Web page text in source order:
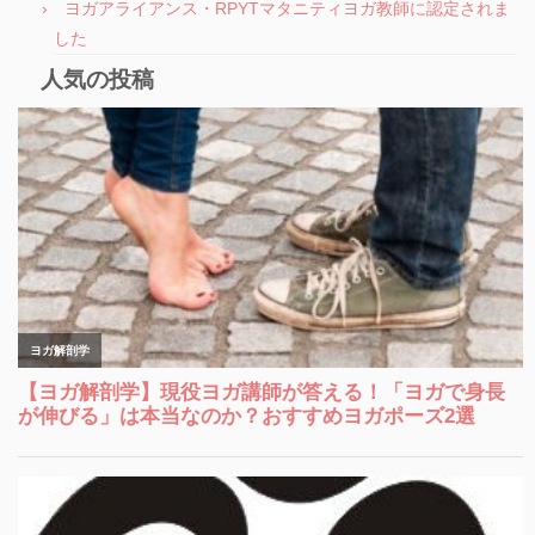
ヨガアライアンス・RPYTマタニティヨガ教師に認定されま
した
人気の投稿